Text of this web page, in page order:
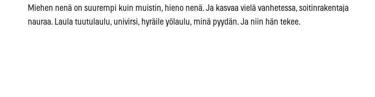
Miehen nenä on suurempi kuin muistin, hieno nenä. Ja kasvaa vielä vanhetessa, soitinrakentaja
nauraa. Laula tuutulaulu, univirsi, hyräile yölaulu, minä pyydän. Ja niin hän tekee.